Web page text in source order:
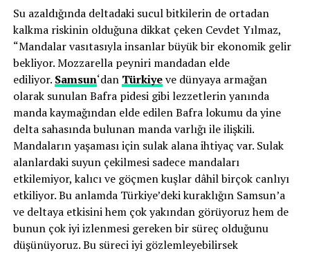
Su azaldığında deltadaki sucul bitkilerin de ortadan
kalkma riskinin olduğuna dikkat çeken Cevdet Yılmaz,
“Mandalar vasıtasıyla insanlar büyük bir ekonomik gelir
bekliyor. Mozzarella peyniri mandadan elde
ediliyor. Samsun‘dan Türkiyeve dünyaya armağan
olarak sunulan Bafra pidesi gibi lezzetlerin yanında
manda kaymağından elde edilen Bafra lokumu da yine
delta sahasında bulunan manda varlığı ile ilişkili.
Mandaların yaşaması için sulak alana ihtiyaç var. Sulak
alanlardaki suyun çekilmesi sadece mandaları
etkilemiyor, kalıcı ve göçmen kuşlar dâhil birçok canlıyı
etkiliyor. Bu anlamda Türkiye’deki kuraklığın Samsun’a
ve deltaya etkisini hem çok yakından görüyoruz hem de
bunun çok iyi izlenmesi gereken bir süreç olduğunu
düşünüyoruz. Bu süreci iyi gözlemleyebilirsek